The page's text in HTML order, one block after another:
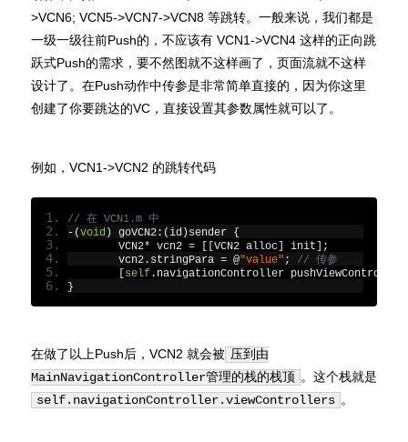
>VCN6; VCN5->VCN7->VCN8 等跳转。一般来说，我们都是
一级一级往前Push的，不应该有 VCN1->VCN4 这样的正向跳
跃式Push的需求，要不然图就不这样画了，页面流就不这样
设计了。在Push动作中传参是非常简单直接的，因为你这里
创建了你要跳达的VC，直接设置其参数属性就可以了。
例如，VCN1->VCN2 的跳转代码
// 在 VCN1.m 中
-(void ) goVCN2:(id )sender {
	VCN2
* vcn2 = [[VCN2 alloc] init];
	vcn2
. stringPara = @"value" ;
// 传参
[self. navigationController pushViewController
}
在做了以上Push后，VCN2 就会被 压到由
MainNavigationController管理的栈的栈顶 。这个栈就是
self.navigationController.viewControllers 。